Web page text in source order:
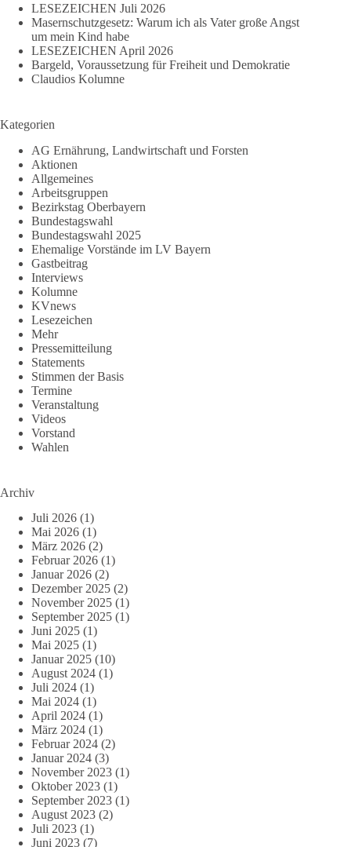
LESEZEICHEN Juli 2026
Masernschutzgesetz: Warum ich als Vater große Angst
um mein Kind habe
LESEZEICHEN April 2026
Bargeld, Voraussetzung für Freiheit und Demokratie
Claudios Kolumne
Kategorien
AG Ernährung, Landwirtschaft und Forsten
Aktionen
Allgemeines
Arbeitsgruppen
Bezirkstag Oberbayern
Bundestagswahl
Bundestagswahl 2025
Ehemalige Vorstände im LV Bayern
Gastbeitrag
Interviews
Kolumne
KVnews
Lesezeichen
Mehr
Pressemitteilung
Statements
Stimmen der Basis
Termine
Veranstaltung
Videos
Vorstand
Wahlen
Archiv
Juli 2026 (1)
Mai 2026 (1)
März 2026 (2)
Februar 2026 (1)
Januar 2026 (2)
Dezember 2025 (2)
November 2025 (1)
September 2025 (1)
Juni 2025 (1)
Mai 2025 (1)
Januar 2025 (10)
August 2024 (1)
Juli 2024 (1)
Mai 2024 (1)
April 2024 (1)
März 2024 (1)
Februar 2024 (2)
Januar 2024 (3)
November 2023 (1)
Oktober 2023 (1)
September 2023 (1)
August 2023 (2)
Juli 2023 (1)
Juni 2023 (7)